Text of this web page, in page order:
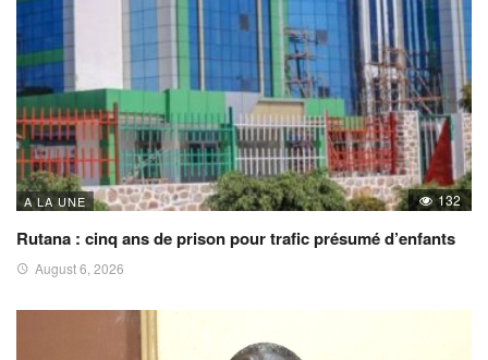
A LA UNE 132
Rutana : cinq ans de prison pour trafic présumé d’enfants
August 6, 2026